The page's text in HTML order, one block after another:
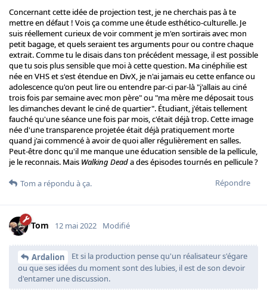
Concernant cette idée de projection test, je ne cherchais pas à te
mettre en défaut ! Vois ça comme une étude esthético-culturelle. Je
suis réellement curieux de voir comment je m'en sortirais avec mon
petit bagage, et quels seraient tes arguments pour ou contre chaque
extrait. Comme tu le disais dans ton précédent message, il est possible
que tu sois plus sensible que moi à cette question. Ma cinéphilie est
née en VHS et s'est étendue en DivX, je n'ai jamais eu cette enfance ou
adolescence qu'on peut lire ou entendre par-ci par-là "j'allais au ciné
trois fois par semaine avec mon père" ou "ma mère me déposait tous
les dimanches devant le ciné de quartier". Étudiant, j'étais tellement
fauché qu'une séance une fois par mois, c'était déjà trop. Cette image
née d'une transparence projetée était déjà pratiquement morte
quand j'ai commencé à avoir de quoi aller régulièrement en salles.
Peut-être donc qu'il me manque une éducation sensible de la pellicule,
je le reconnais. Mais Walking Deada des épisodes tournés en pellicule ?
Répondre
Tom a répondu à ça.
Tom 12 mai 2022 Modifié
Ardalion
Et si la production pense qu'un réalisateur s'égare
ou que ses idées du moment sont des lubies, il est de son devoir
d'entamer une discussion.